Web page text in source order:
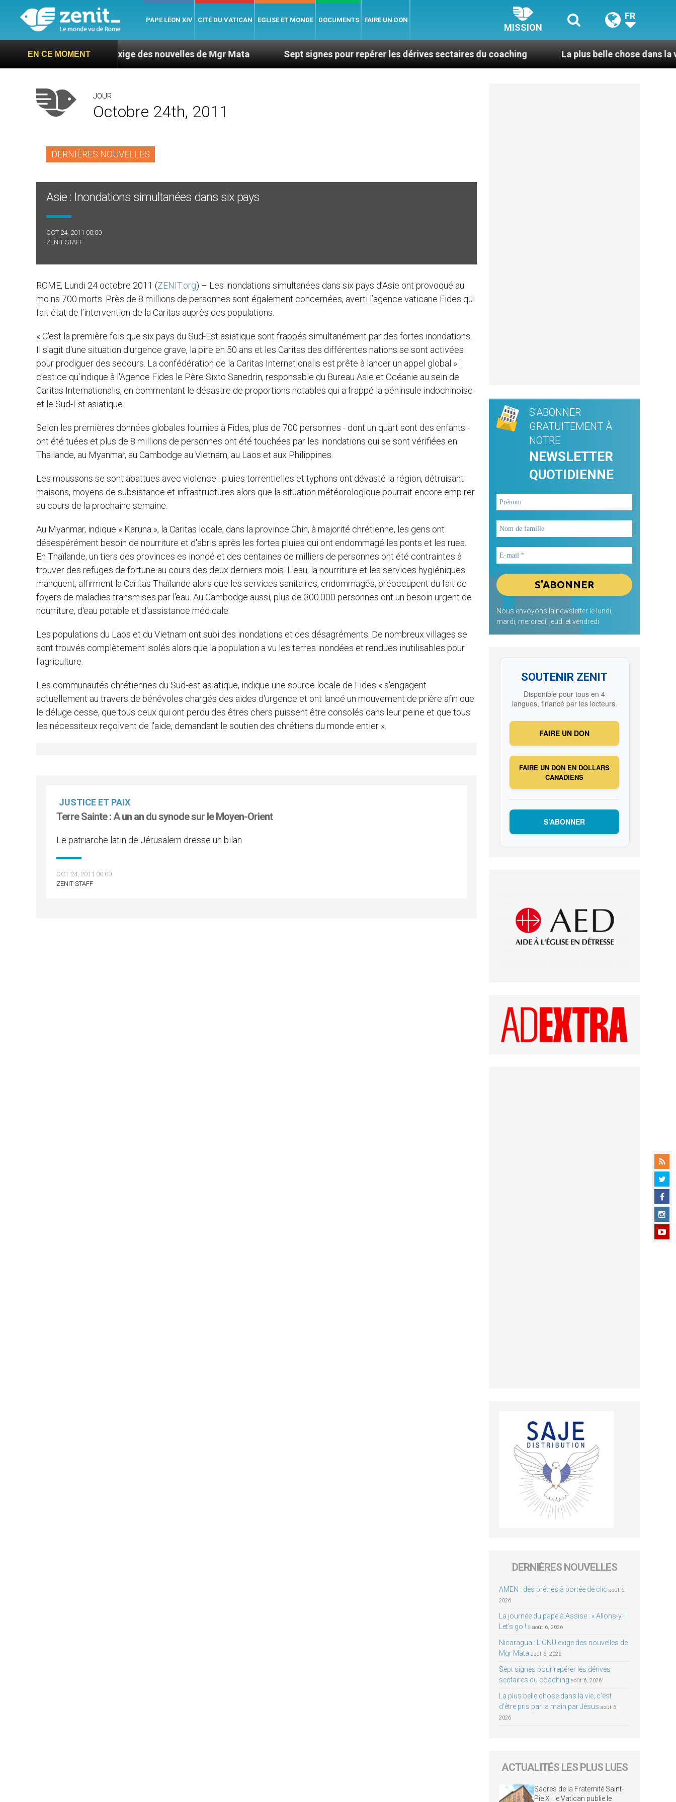
PAPE LÉON XIV CITÉ DU VATICAN EGLISE ET MONDE DOCUMENTS FAIRE UN DON
MISSION
FR
EN CE MOMENT
: L’ONU exige des nouvelles de Mgr Mata Sept signes pour repérer les dérives sectaires du coaching La plus belle chose dans la vie, c’est
JOUR
Octobre 24th, 2011
DERNIÈRES NOUVELLES
Asie : Inondations simultanées dans six pays
OCT 24, 2011 00:00
ZENIT STAFF
ROME, Lundi 24 octobre 2011 (ZENIT.org) – Les inondations simultanées dans six pays d’Asie ont provoqué au
moins 700 morts. Près de 8 millions de personnes sont également concernées, averti l’agence vaticane Fides qui
fait état de l’intervention de la Caritas auprès des populations.
« C'est la première fois que six pays du Sud-Est asiatique sont frappés simultanément par des fortes inondations.
Il s'agit d'une situation d'urgence grave, la pire en 50 ans et les Caritas des différentes nations se sont activées
pour prodiguer des secours. La confédération de la Caritas Internationalis est prête à lancer un appel global » :
c'est ce qu'indique à l'Agence Fides le Père Sixto Sanedrin, responsable du Bureau Asie et Océanie au sein de
Caritas Internationalis, en commentant le désastre de proportions notables qui a frappé la péninsule indochinoise
et le Sud-Est asiatique.
Selon les premières données globales fournies à Fides, plus de 700 personnes - dont un quart sont des enfants -
ont été tuées et plus de 8 millions de personnes ont été touchées par les inondations qui se sont vérifiées en
Thaïlande, au Myanmar, au Cambodge au Vietnam, au Laos et aux Philippines.
Les moussons se sont abattues avec violence : pluies torrentielles et typhons ont dévasté la région, détruisant
maisons, moyens de subsistance et infrastructures alors que la situation météorologique pourrait encore empirer
au cours de la prochaine semaine.
Au Myanmar, indique « Karuna », la Caritas locale, dans la province Chin, à majorité chrétienne, les gens ont
désespérément besoin de nourriture et d'abris après les fortes pluies qui ont endommagé les ponts et les rues.
En Thaïlande, un tiers des provinces es inondé et des centaines de milliers de personnes ont été contraintes à
trouver des refuges de fortune au cours des deux derniers mois. L'eau, la nourriture et les services hygiéniques
manquent, affirment la Caritas Thaïlande alors que les services sanitaires, endommagés, préoccupent du fait de
foyers de maladies transmises par l'eau. Au Cambodge aussi, plus de 300.000 personnes ont un besoin urgent de
nourriture, d'eau potable et d'assistance médicale.
Les populations du Laos et du Vietnam ont subi des inondations et des désagréments. De nombreux villages se
sont trouvés complètement isolés alors que la population a vu les terres inondées et rendues inutilisables pour
l'agriculture.
Les communautés chrétiennes du Sud-est asiatique, indique une source locale de Fides « s'engagent
actuellement au travers de bénévoles chargés des aides d'urgence et ont lancé un mouvement de prière afin que
le déluge cesse, que tous ceux qui ont perdu des êtres chers puissent être consolés dans leur peine et que tous
les nécessiteux reçoivent de l'aide, demandant le soutien des chrétiens du monde entier ».
JUSTICE ET PAIX
Terre Sainte : A un an du synode sur le Moyen-Orient
Le patriarche latin de Jérusalem dresse un bilan
OCT 24, 2011 00:00
ZENIT STAFF
S'ABONNER
GRATUITEMENT À
NOTRE
NEWSLETTER
QUOTIDIENNE
Nous envoyons la newsletter le lundi,
mardi, mercredi, jeudi et vendredi
SOUTENIR ZENIT
Disponible pour tous en 4
langues, financé par les lecteurs.
FAIRE UN DON
FAIRE UN DON EN DOLLARS
CANADIENS
S’ABONNER
DERNIÈRES NOUVELLES
AMEN : des prêtres à portée de clic août 6,
2026
La journée du pape à Assise : « Allons-y !
Let’s go ! » août 6, 2026
Nicaragua : L’ONU exige des nouvelles de
Mgr Mata août 6, 2026
Sept signes pour repérer les dérives
sectaires du coaching août 6, 2026
La plus belle chose dans la vie, c’est
d’être pris par la main par Jésus août 6,
2026
ACTUALITÉS LES PLUS LUES
Sacres de la Fraternité Saint-
Pie X : le Vatican publie le